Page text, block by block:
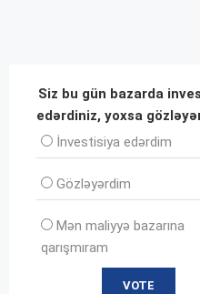
Siz bu gün bazarda
edərdiniz, yoxsa
İnvеstisiya edərdim
Gözləyərdim
Mən maliyyə bazarına
qarışmıram